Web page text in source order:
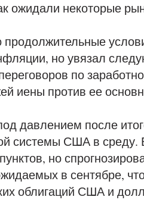
ожидали некоторые
но увязал
по
иены против ее
давлением после
системы США в среду.
но
в сентябре,
облигаций США и